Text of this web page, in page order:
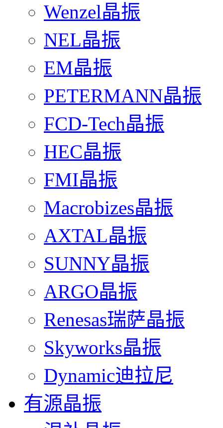
Wenzel晶振
NEL晶振
EM晶振
PETERMANN晶振
FCD-Tech晶振
HEC晶振
FMI晶振
Macrobizes晶振
AXTAL晶振
SUNNY晶振
ARGO晶振
Renesas瑞萨晶振
Skyworks晶振
Dynamic迪拉尼
有源晶振